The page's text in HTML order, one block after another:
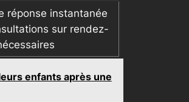
réponse instantanée
sur rendez-
enfants après une